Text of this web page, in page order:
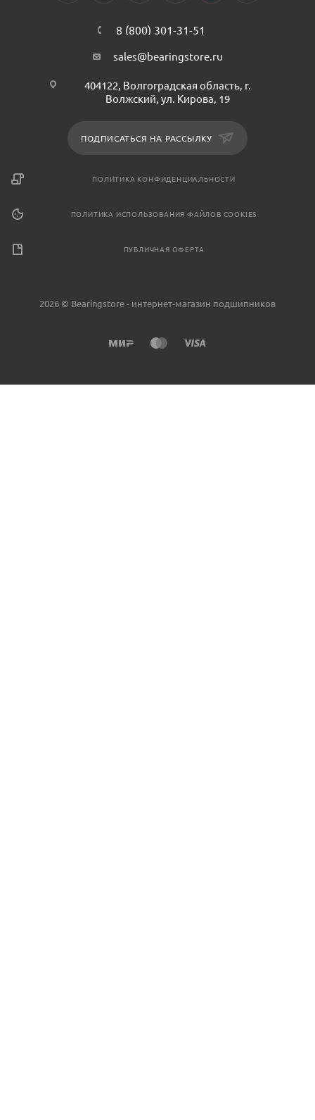
8 (800) 301-31-51
sales@bearingstore.ru
404122, Волгоградская область, г.
Волжский, ул. Кирова, 19
ПОДПИСАТЬСЯ НА РАССЫЛКУ
ПОЛИТИКА КОНФИДЕНЦИАЛЬНОСТИ
ПОЛИТИКА ИСПОЛЬЗОВАНИЯ ФАЙЛОВ COOKIES
ПУБЛИЧНАЯ ОФЕРТА
2026 © Bearingstore - интернет-магазин подшипников